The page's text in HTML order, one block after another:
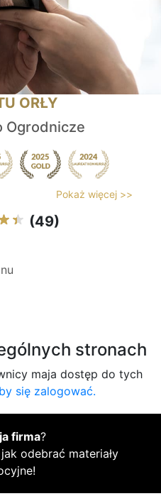
ORŁY
Ogrodnicze
Pokaż więcej >>
(49)
stronach
maja dostęp do tych
się zalogować.
firma?
odebrać materiały